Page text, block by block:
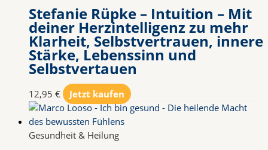
Stefanie Rüpke – Intuition – Mit
deiner Herzintelligenz zu mehr
Klarheit, Selbstvertrauen, innere
Stärke, Lebenssinn und
Selbstvertauen
12,95 € Jetzt kaufen
Gesundheit & Heilung